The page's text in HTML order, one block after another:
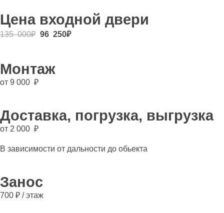
Цена входной двери
135 000₽ 96 250₽
Монтаж
от 9 000 ₽
Доставка, погрузка, выгрузка
от 2 000 ₽
В зависимости от дальности до обьекта
Занос
700 ₽ / этаж